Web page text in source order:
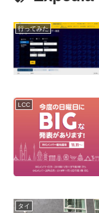
行ってみた
LCC
タイ